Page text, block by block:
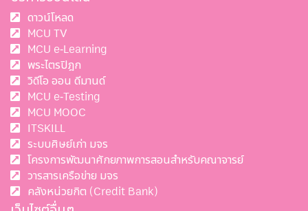
ดาวน์โหลด
MCU TV
MCU e-Learning
พระไตรปิฎก
วิดีโอ ออน ดีมานด์
MCU e-Testing
MCU MOOC
ITSKILL
ระบบศิษย์เก่า มจร
โครงการพัฒนาศักยภาพการสอนสำหรับคณาจารย์
วารสารเครือข่าย มจร
คลังหน่วยกิต (Credit Bank)